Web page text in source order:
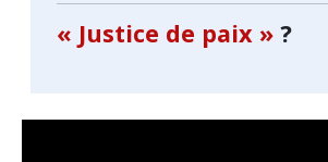
« Justice de paix » ?